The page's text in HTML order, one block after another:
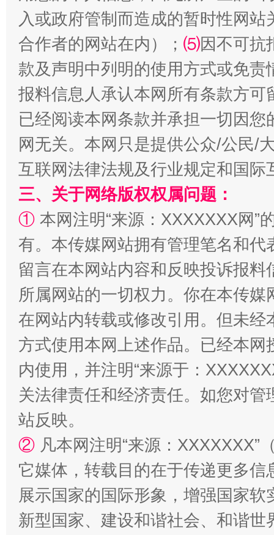
全民健身五年计划来了！等你上场
阿坝州三大球赛在茂县开幕 规模
国家大学科技园优化重塑工作
入或政府管制而造成的暂时性网
合作者的网站在内）； ⑸因不可抗
款及声明中列明的使用方式或免责
报料信息人承认本网所有条款方
已经阅读本网条款并承担一切因
网无关。本网只是提供公众/公民/
互联网法律法规及行业规定和国
三、关于网络版权权属问题：
① 本网注明“来源：XXXXXXX网”
有。本传媒网站拥有管理笔名和
留言在本网站内容和反映投诉报
所属网站的一切权力。你在本传
在网站内转载或修改引用。但未
方式使用本网上述作品。已经本
内使用，并注明“来源于：
关法律责任和经济责任。如您对
站反映。
② 凡本网注明“来源：
它媒体，转载目的在于传递更多
展示国家的国际形象，增强国家
新型国家、建设和谐社会、和谐